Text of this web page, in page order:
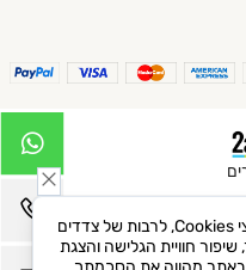
לידיעתך, באתרנו נעשה שימוש בקבצי Cookies, לרבות של צדדים
חוויית הגלישה והצגת